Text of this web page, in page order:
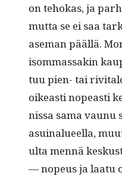
on tehokas, ja
mut­ta se ei saa
ase­man pääl­lä.
isom­mas­sakin
tuu pien- tai
oikeasti nopeasti
nis­sa sama
asuinalueel­la,
ul­ta men­nä
— nopeus ja laatu